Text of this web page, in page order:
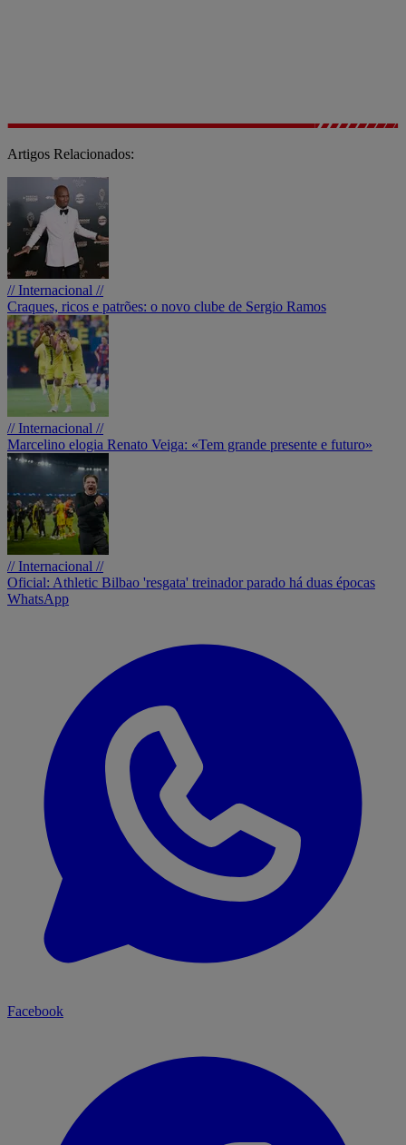
Artigos Relacionados:
// Internacional //
Craques, ricos e patrões: o novo clube de Sergio Ramos
// Internacional //
Marcelino elogia Renato Veiga: «Tem grande presente e futuro»
// Internacional //
Oficial: Athletic Bilbao 'resgata' treinador parado há duas épocas
WhatsApp
Facebook